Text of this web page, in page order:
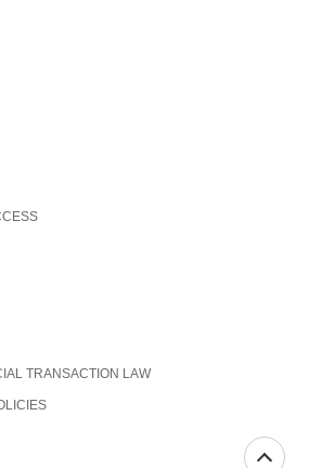
TRANSACTION LAW